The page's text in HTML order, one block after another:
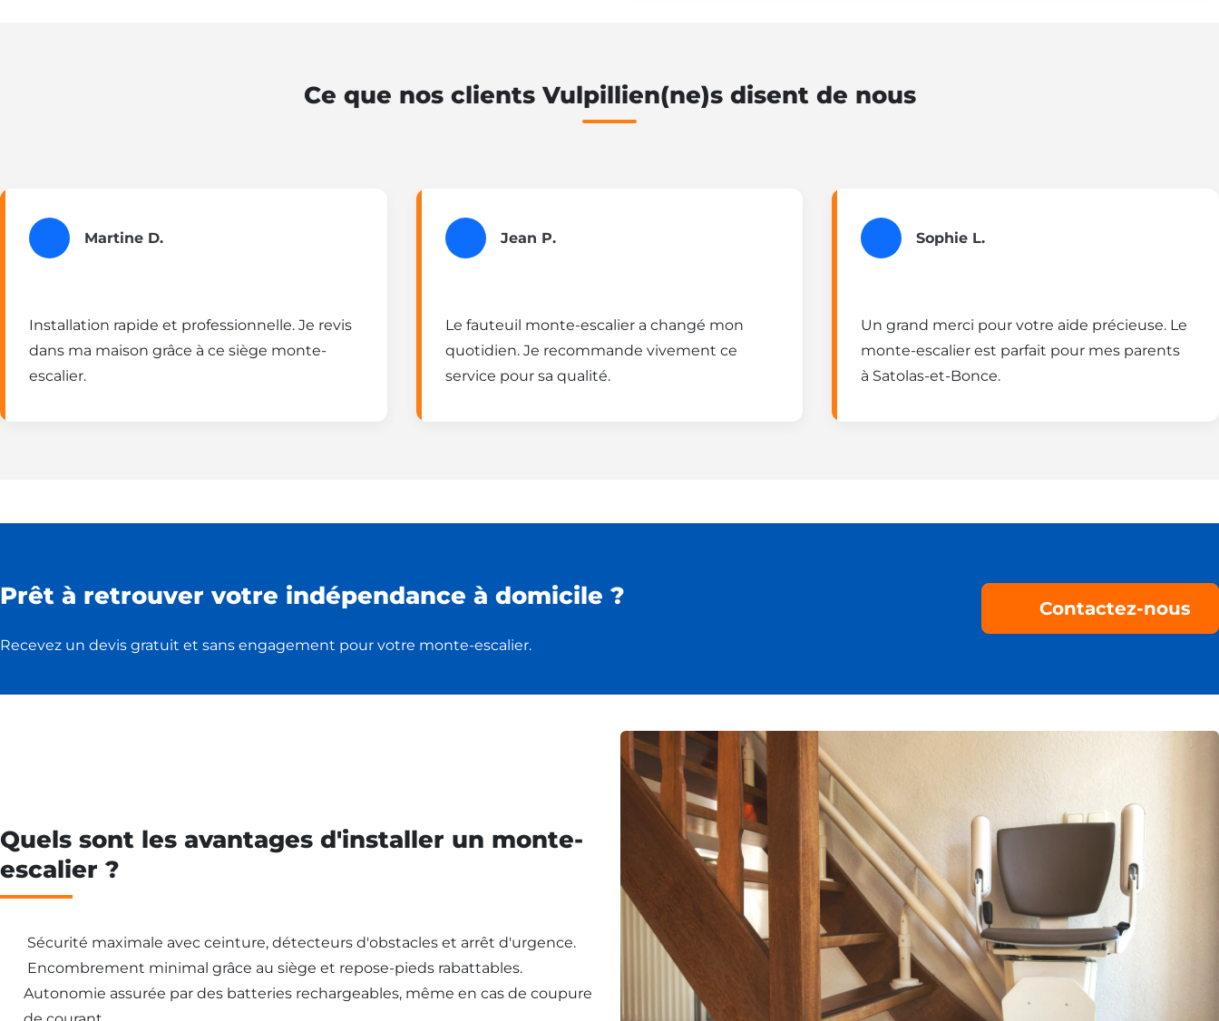
Ce que nos clients Vulpillien(ne)s disent de nous
Martine D.
Installation rapide et professionnelle. Je revis
dans ma maison grâce à ce siège monte-
escalier.
Jean P.
Le fauteuil monte-escalier a changé mon
quotidien. Je recommande vivement ce
service pour sa qualité.
Sophie L.
Un grand merci pour votre aide précieuse. Le
monte-escalier est parfait pour mes parents
à Satolas-et-Bonce.
Prêt à retrouver votre indépendance à domicile ?
Recevez un devis gratuit et sans engagement pour votre monte-escalier.
Contactez-nous
Quels sont les avantages d'installer un monte-
escalier ?
Sécurité maximale avec ceinture, détecteurs d'obstacles et arrêt d'urgence.
Encombrement minimal grâce au siège et repose-pieds rabattables.
Autonomie assurée par des batteries rechargeables, même en cas de coupure